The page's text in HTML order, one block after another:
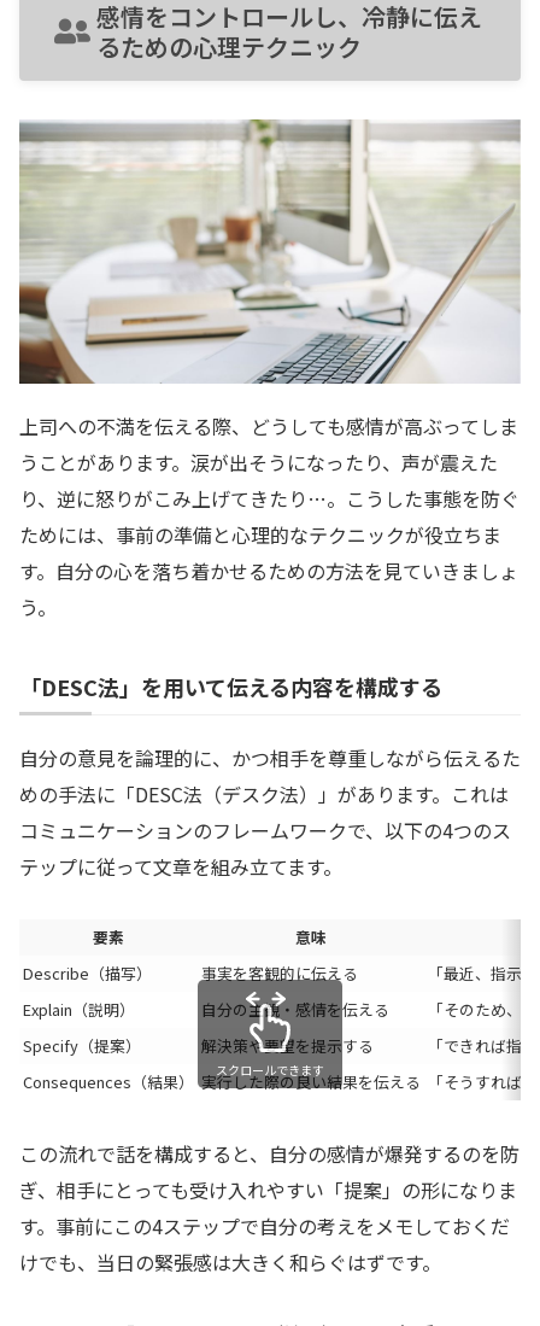
感情をコントロールし、冷静に伝え
るための心理テクニック
上司への不満を伝える際、どうしても感情が高ぶってしま
うことがあります。涙が出そうになったり、声が震えた
り、逆に怒りがこみ上げてきたり…。こうした事態を防ぐ
ためには、事前の準備と心理的なテクニックが役立ちま
す。自分の心を落ち着かせるための方法を見ていきましょ
う。
「DESC法」を用いて伝える内容を構成する
自分の意見を論理的に、かつ相手を尊重しながら伝えるた
めの手法に「DESC法（デスク法）」があります。これは
コミュニケーションのフレームワークで、以下の4つのス
テップに従って文章を組み立てます。
要素
意味
Describe（描写）
事実を客観的に伝える
「最近、指示
Explain（説明）
自分の主観・感情を伝える
「そのため、
Specify（提案）
解決策や要望を提示する
「できれば指
Consequences（結果）
実行した際の良い結果を伝える 「そうすれば
スクロールできます
この流れで話を構成すると、自分の感情が爆発するのを防
ぎ、相手にとっても受け入れやすい「提案」の形になりま
す。事前にこの4ステップで自分の考えをメモしておくだ
けでも、当日の緊張感は大きく和らぐはずです。